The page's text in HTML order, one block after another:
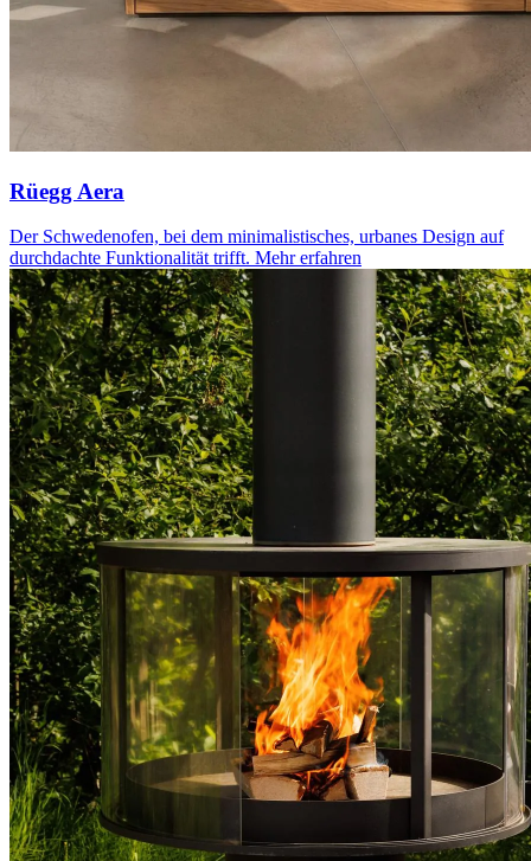
Rüegg Aera
Der Schwedenofen, bei dem minimalistisches, urbanes Design auf
durchdachte Funktionalität trifft. Mehr erfahren